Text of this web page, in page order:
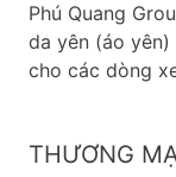
Phú Quang
da yên (áo yên)
cho các dòng
THƯƠNG